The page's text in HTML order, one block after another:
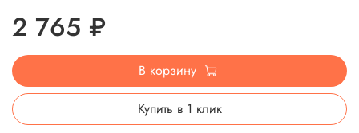
2 765 ₽
В корзину
Купить в 1 клик